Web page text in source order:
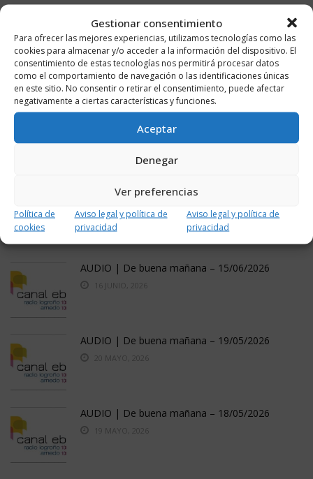
Gestionar consentimiento
Para ofrecer las mejores experiencias, utilizamos tecnologías como las
cookies para almacenar y/o acceder a la información del dispositivo. El
consentimiento de estas tecnologías nos permitirá procesar datos
como el comportamiento de navegación o las identificaciones únicas
en este sitio. No consentir o retirar el consentimiento, puede afectar
negativamente a ciertas características y funciones.
Aceptar
Denegar
Ver preferencias
Política de
cookies
Aviso legal y política de
privacidad
Aviso legal y política de
privacidad
RECENT POPULAR COMMENTS
Se suspenden las siete hogueras de San Juan en
los diferentes barrios de Logroño
AUDIO | DE BUENA MAÑANA – 22/06/2026
22 JUNIO, 2026
AUDIO | De buena mañana – 15/06/2026
16 JUNIO, 2026
AUDIO | De buena mañana – 19/05/2026
20 MAYO, 2026
AUDIO | De buena mañana – 18/05/2026
19 MAYO, 2026